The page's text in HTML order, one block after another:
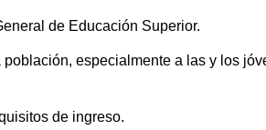
de Educación Superior.
especialmente a las y los
de ingreso.